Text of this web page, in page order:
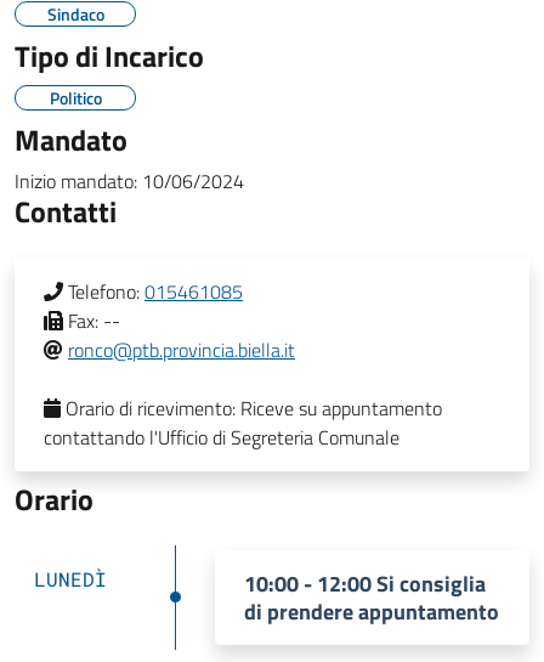
Sindaco
Tipo di Incarico
Politico
Mandato
Inizio mandato: 10/06/2024
Contatti
Telefono:015461085
Fax: --
ronco@ptb.provincia.biella.it
Orario di ricevimento: Riceve su appuntamento
contattando l'Ufficio di Segreteria Comunale
Orario
LUNEDÌ
10:00 - 12:00 Si consiglia
di prendere appuntamento